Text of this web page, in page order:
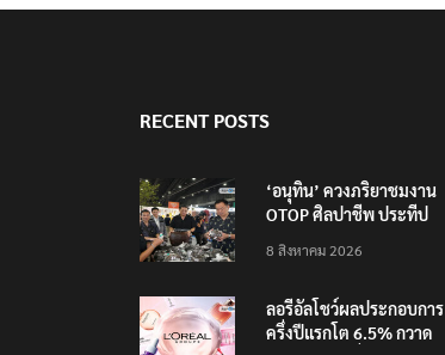
RECENT POSTS
‘อนุทิน’ ควงภริยาชมงาน
OTOP ศิลปาชีพ ประทีป
8 สิงหาคม 2026
ลอรีอัลโชว์ผลประกอบการ
ครึ่งปีแรกโต 6.5% กวาด